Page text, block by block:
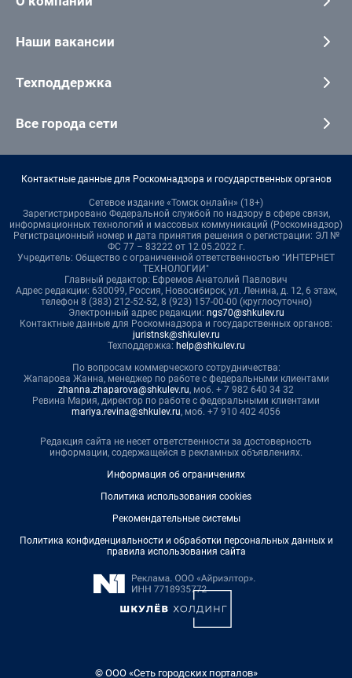
Наши вакансии
Техподдержка
Все города сети
Контактные данные для Роскомнадзора и государственных органов
Сетевое издание «Томск онлайн» (18+)
Зарегистрировано Федеральной службой по надзору в сфере связи,
информационных технологий и массовых коммуникаций (Роскомнадзор)
Регистрационный номер и дата принятия решения о регистрации: ЭЛ №
ФС 77 – 83222 от 12.05.2022 г.
Учредитель: Общество с ограниченной ответственностью "ИНТЕРНЕТ
ТЕХНОЛОГИИ"
Главный редактор: Ефремов Анатолий Павлович
Адрес редакции: 630099, Россия, Новосибирск, ул. Ленина, д. 12, 6 этаж,
телефон 8 (383) 212-52-52, 8 (923) 157-00-00 (круглосуточно)
Электронный адрес редакции: ngs70@shkulev.ru
Контактные данные для Роскомнадзора и государственных органов:
juristnsk@shkulev.ru
Техподдержка: help@shkulev.ru
По вопросам коммерческого сотрудничества:
Жапарова Жанна, менеджер по работе с федеральными клиентами
zhanna.zhaparova@shkulev.ru, моб. + 7 982 640 34 32
Ревина Мария, директор по работе с федеральными клиентами
mariya.revina@shkulev.ru, моб. +7 910 402 4056
Редакция сайта не несет ответственности за достоверность
информации, содержащейся в рекламных объявлениях.
Информация об ограничениях
Политика использования cookies
Рекомендательные системы
Политика конфиденциальности и обработки персональных данных и
правила использования сайта
© ООО «Сеть городских порталов»